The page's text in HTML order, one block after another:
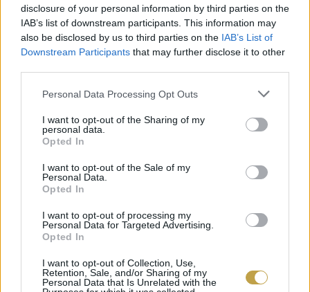
disclosure of your personal information by third parties on the
IAB’s list of downstream participants. This information may
also be disclosed by us to third parties on the IAB’s List of
Downstream Participants that may further disclose it to other
Please note that this website/app uses one or more Google
not limited to your visit or usage behaviour. You may click to
grant or deny consent to Google and its third-party tags to
use your data for below specified purposes in below Google
consent section.
Personal Data Processing Opt Outs
I want to opt-out of the Sharing of my
personal data.
Opted In
I want to opt-out of the Sale of my
Personal Data.
Opted In
I want to opt-out of processing my
Personal Data for Targeted Advertising.
Opted In
I want to opt-out of Collection, Use,
Retention, Sale, and/or Sharing of my
Personal Data that Is Unrelated with the
Három napig zeneszó tölti be a patinás
kávéházat. Eközben olyan programokon is részt
család és a kávéház érdekességeit mesélik el
Niszkács Anna ügyvezető-tulajdonos
Molnár Gyöngy Krisztinaművészettörténész
segítségével.